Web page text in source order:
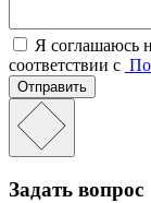
Я соглашаюсь
соответствии с
Отправить
Задать вопрос